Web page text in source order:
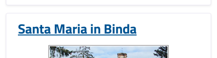
Santa Maria in Binda